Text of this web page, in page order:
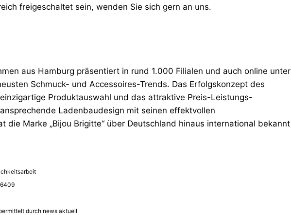
freigeschaltet sein, wenden Sie sich gern an uns.
aus Hamburg präsentiert in rund 1.000 Filialen und auch online unter
Schmuck- und Accessoires-Trends. Das Erfolgskonzept des
Produktauswahl und das attraktive Preis-Leistungs-
Ladenbaudesign mit seinen effektvollen
die Marke „Bijou Brigitte“ über Deutschland hinaus international bekannt
durch news aktuell